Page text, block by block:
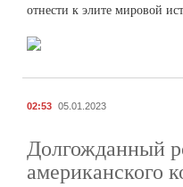
отнести к элите мировой
02:53 05.01.2023
Долгожданный
американского